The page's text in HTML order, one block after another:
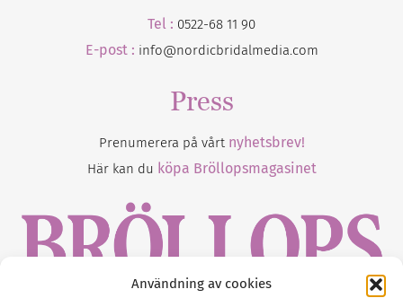
Användning av cookies
Tel : 0522-68 11 90
E-post : info@nordicbridalmedia.com
Press
Prenumerera på vårt nyhetsbrev!
Här kan du köpa Bröllopsmagasinet